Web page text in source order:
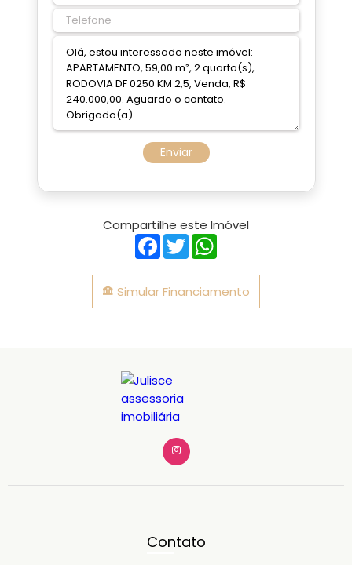
Enviar
Compartilhe este Imóvel
Facebook
Twitter
Simular Financiamento
Contato